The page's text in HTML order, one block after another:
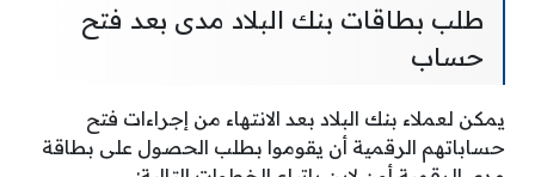
طلب بطاقات بنك البلاد مدى بعد فتح
حساب
يمكن لعملاء بنك البلاد بعد الانتهاء من إجراءات فتح
حساباتهم الرقمية أن يقوموا بطلب الحصول على بطاقة